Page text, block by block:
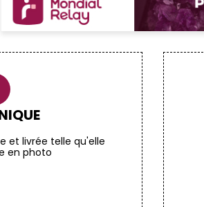
et livrée telle qu'elle
en photo